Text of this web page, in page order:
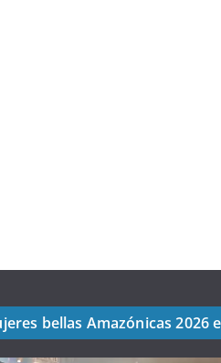
bellas Amazónicas 2026